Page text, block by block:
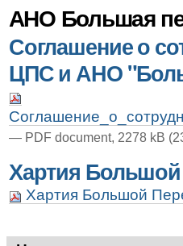
АНО Большая
Соглашение о
ЦПС и АНО
— PDF document, 2278 kB
Хартия
Хартия Большой